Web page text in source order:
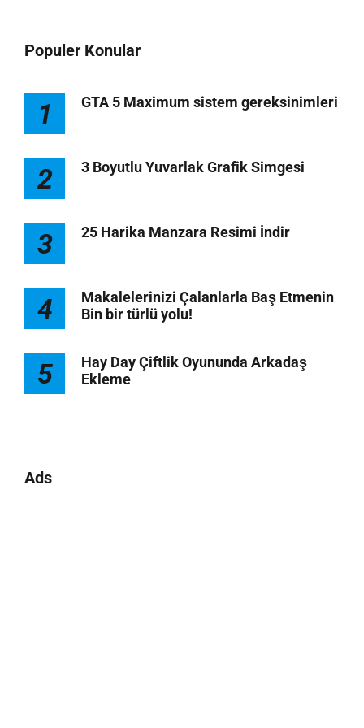
Populer Konular
1 GTA 5 Maximum sistem gereksinimleri
2 3 Boyutlu Yuvarlak Grafik Simgesi
3 25 Harika Manzara Resimi İndir
4
Makalelerinizi Çalanlarla Baş Etmenin
Bin bir türlü yolu!
5
Hay Day Çiftlik Oyununda Arkadaş
Ekleme
Ads